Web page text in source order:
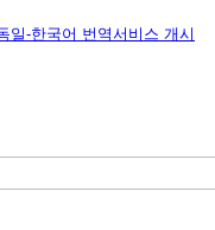
일-한국어 번역서비스 개시